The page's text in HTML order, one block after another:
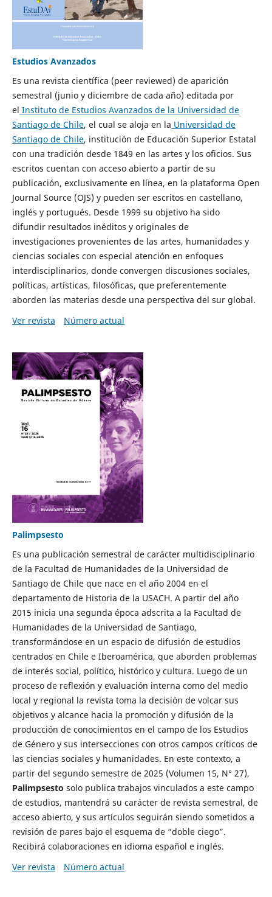
Estudios Avanzados
Es una revista científica (peer reviewed) de aparición
semestral (junio y diciembre de cada año) editada por
el Instituto de Estudios Avanzados de la Universidad de
Santiago de Chile, el cual se aloja en la Universidad de
Santiago de Chile, institución de Educación Superior Estatal
con una tradición desde 1849 en las artes y los oficios. Sus
escritos cuentan con acceso abierto a partir de su
publicación, exclusivamente en línea, en la plataforma Open
Journal Source (OJS) y pueden ser escritos en castellano,
inglés y portugués. Desde 1999 su objetivo ha sido
difundir resultados inéditos y originales de
investigaciones provenientes de las artes, humanidades y
ciencias sociales con especial atención en enfoques
interdisciplinarios, donde convergen discusiones sociales,
políticas, artísticas, filosóficas, que preferentemente
aborden las materias desde una perspectiva del sur global.
Ver revista
Número actual
Palimpsesto
Es una publicación semestral de carácter multidisciplinario
de la Facultad de Humanidades de la Universidad de
Santiago de Chile que nace en el año 2004 en el
departamento de Historia de la USACH. A partir del año
2015 inicia una segunda época adscrita a la Facultad de
Humanidades de la Universidad de Santiago,
transformándose en un espacio de difusión de estudios
centrados en Chile e Iberoamérica, que aborden problemas
de interés social, político, histórico y cultura. Luego de un
proceso de reflexión y evaluación interna como del medio
local y regional la revista toma la decisión de volcar sus
objetivos y alcance hacia la promoción y difusión de la
producción de conocimientos en el campo de los Estudios
de Género y sus intersecciones con otros campos críticos de
las ciencias sociales y humanidades. En este contexto, a
partir del segundo semestre de 2025 (Volumen 15, N° 27),
Palimpsesto solo publica trabajos vinculados a este campo
de estudios, mantendrá su carácter de revista semestral, de
acceso abierto, y sus artículos seguirán siendo sometidos a
revisión de pares bajo el esquema de “doble ciego”.
Recibirá colaboraciones en idioma español e inglés.
Ver revista
Número actual